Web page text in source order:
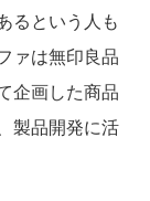
るという人も
ァは無印良品
企画した商品
製品開発に活